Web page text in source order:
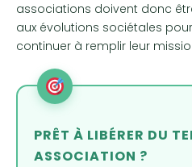
associations doivent donc
aux évolutions sociétales
continuer à remplir leur
PRÊT À LIBÉRER DU
ASSOCIATION ?